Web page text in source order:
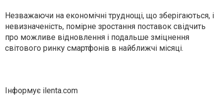
Незважаючи на економічні труднощі, що зберігаються, і
невизначеність, помірне зростання поставок свідчить
про можливе відновлення і подальше зміцнення
світового ринку смартфонів в найближчі місяці.
Інформує ilenta.com